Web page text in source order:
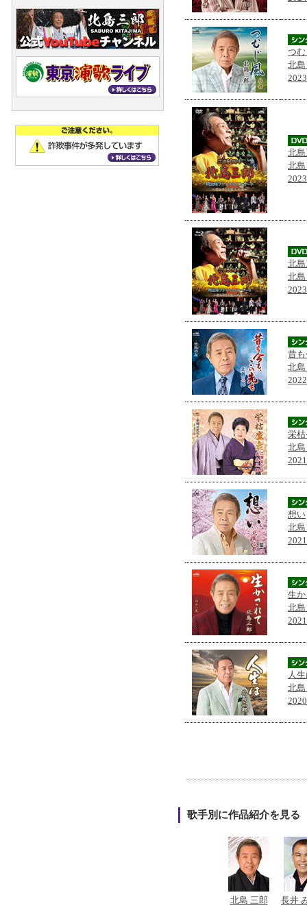
つ
北
北
北
北
北
昔
北
栄
北
想い
北
生
北
人
北
歌手別に作品紹介を見る
北島 三郎 長井